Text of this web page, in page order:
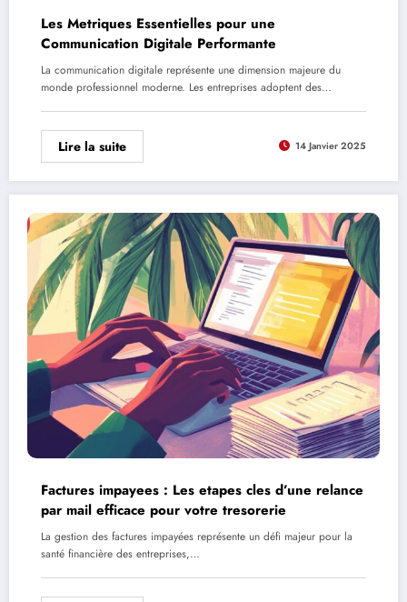
Les Metriques Essentielles pour une
Communication Digitale Performante
La communication digitale représente une dimension majeure du
monde professionnel moderne. Les entreprises adoptent des…
Lire la suite 14 Janvier 2025
Factures impayees : Les etapes cles d’une relance
par mail efficace pour votre tresorerie
La gestion des factures impayées représente un défi majeur pour la
santé financière des entreprises,…